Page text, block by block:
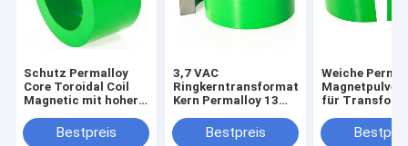
Schutz Permalloy
Core Toroidal Coil
Magnetic mit hoher
Bestpreis
3,7 VAC
Ringkerntransformator
Kern Permalloy 13
Bestpreis
Weiche
für